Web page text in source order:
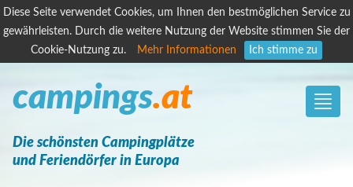
Diese Seite verwendet Cookies, um Ihnen den bestmöglichen Service zu
gewährleisten. Durch die weitere Nutzung der Website stimmen Sie der
Cookie-Nutzung zu.
Mehr Informationen Ich stimme zu
Toggle
campings.at
Die schönsten Campingplätze
und Feriendörfer in Europa